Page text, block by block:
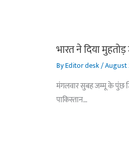
भारत ने दिया
ByEditor desk/August
मंगलवार सुबह जम्मू के पुंछ
पाकिस्तान…